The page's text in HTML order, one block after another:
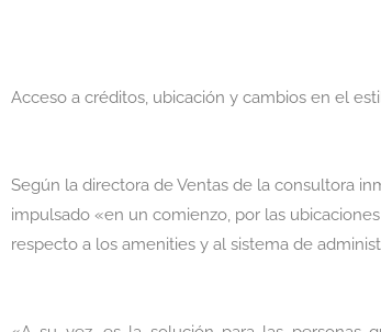
Acceso a créditos, ubicación y cambios en el
Según la directora de Ventas de la consultora
impulsado «en un comienzo, por las
respecto a los amenities y al sistema de